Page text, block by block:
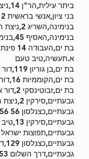
ביתר עילית,הר"ן 14,ניצת הדובדבן
בני ציון,אנשי בראשית 12,סופר אלוני
בנימינה,השריג 2,ניצת הדובדבן
בנימינה,האסיף 45,בנימינה טבע מרקט
בת
א.תעשיה,טיב טעם
בת ים,בן גוריון 119,דור אלון
בת ים,הקוממיות 16,דור אלון
בת ים,זבוטינסקי 2,דור אלון
גבעתיים,סירקין 2,ניצת הדובדבן
גבעתיים,כצנלסון 56 56,שקדיה
גבעתיים,סירקין 13,טיב טעם
גבעתיים,תפוצות ישראל 6,טיב טעם
גבעתיים,כצנלסון 129,דור אלון
גבעתיים,דרך השלום 53,דור אלון